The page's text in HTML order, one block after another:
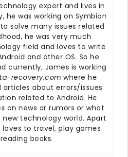
expert and lives in
he was working on Symbian
solve many issues related
he was very much
field and loves to write
and other OS. So he
currently, James is working
recovery.com where he
about errors/issues
related to Android. He
on news or rumors or what
technology world. Apart
to travel, play games
books.